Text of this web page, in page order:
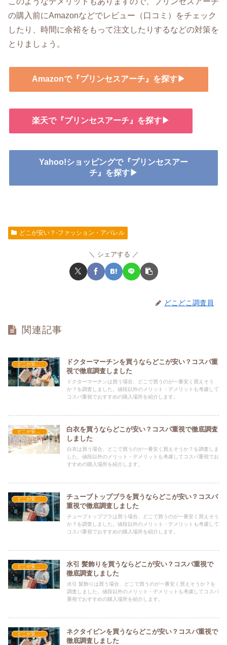
の購入前にAmazonなどでレビュー（口コミ）をチェック
したり、時間に余裕をもって注文したりするなどの対策を
とりましょう。
Amazonで『プリンセスアーチ』を探す▶
楽天で『プリンセスアーチ』を探す▶
Yahoo!ショッピングで『プリンセスアー
チ』を探す▶
どこが安い？-ファッション・アパレル
シェアする
どこどこ調査員
関連記事
どこが安い？-ファッション・アパレル
ドクターマーチンを買うならどこが安い？コスパ重
視で徹底調査しました
ドクターマーチンは買う場合、どこで買うのが一番安く買えそう
か？を調査しました。値段以外のメリット・デメリットも考慮して
コスパ重視でおすすめの購入場所を紹介します。
どこが安い？-ファッション・アパレル
白衣を買うならどこが安い？コスパ重視で徹底調査
しました
白衣は買う場合、どこで買うのが一番安く買えそうか？を調査しま
した。値段以外のメリット・デメリットも考慮してコスパ重視でお
すすめの購入場所を紹介します。
チューブトップブラを買うならどこが安い？コスパ
重視で徹底調査しました
チューブトップブラは買う場合、どこで買うのが一番安く買えそう
か？を調査しました。値段以外のメリット・デメリットも考慮して
コスパ重視でおすすめの購入場所を紹介します。
水引 髪飾りを買うならどこが安い？コスパ重視で
徹底調査しました
水引 髪飾りは買う場合、どこで買うのが一番安く買えそうか？を
調査しました。値段以外のメリット・デメリットも考慮してコスパ
重視でおすすめの購入場所を紹介します。
ネクタイピンを買うならどこが安い？コスパ重視で
徹底調査しました